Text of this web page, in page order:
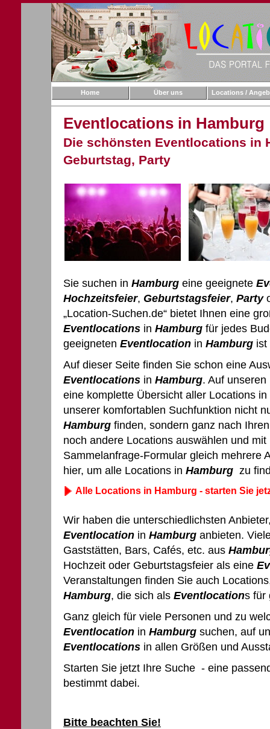
Home Über uns Locations /
Eventlocations in Hamburg
Die schönsten Eventlocations in
Geburtstag, Party
Sie suchen in Hamburg eine geeignete
Hochzeitsfeier, Geburtstagsfeier, Party
„Location-Suchen.de“ bietet Ihnen eine
Eventlocations in Hamburg für jedes
geeigneten Eventlocation in Hamburg ist
Auf dieser Seite finden Sie schon eine
Eventlocations in Hamburg. Auf
eine komplette Übersicht aller Locations
unserer komfortablen Suchfunktion nicht
Hamburg finden, sondern ganz nach
noch andere Locations auswählen und
Sammelanfrage-Formular gleich mehrere
hier, um alle Locations in Hamburg zu
Alle Locations in Hamburg - starten Sie
Wir haben die unterschiedlichsten
Eventlocation in Hamburg anbieten.
Gaststätten, Bars, Cafés, etc. aus
Hochzeit oder Geburtstagsfeier als eine
Veranstaltungen finden Sie auch
Hamburg, die sich als Eventlocations für
Ganz gleich für viele Personen und zu
Eventlocation in Hamburg suchen, auf
Eventlocations in allen Größen und
Starten Sie jetzt Ihre Suche - eine
bestimmt dabei.
Bitte beachten Sie!